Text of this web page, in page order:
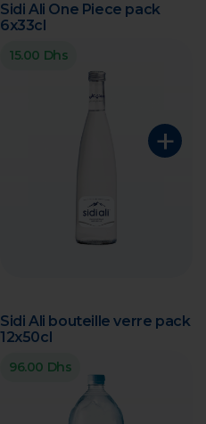
Sidi Ali One Piece pack
6x33cl
15.00 Dhs
+
Sidi Ali bouteille verre pack
12x50cl
96.00 Dhs